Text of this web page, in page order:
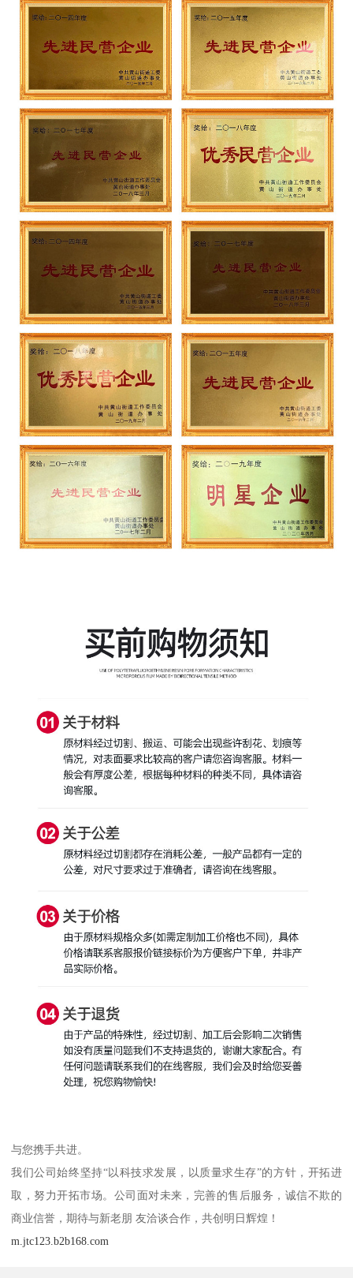
与您携手共进。
我们公司始终坚持“以科技求发展，以质量求生存”的方针，开拓进
取，努力开拓市场。公司面对未来，完善的售后服务，诚信不欺的
商业信誉，期待与新老朋 友洽谈合作，共创明日辉煌！
m.jtc123.b2b168.com